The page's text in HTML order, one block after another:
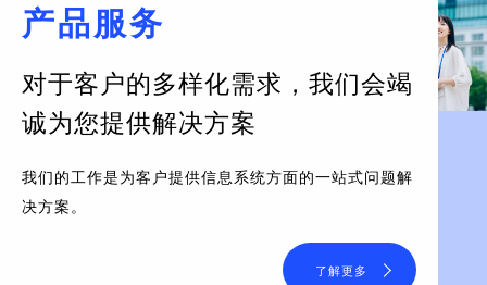
产品服务
对于客户的多样化需求， 我们会竭
诚为您提供解决方案
我们的工作是为客户提供信息系统方面的一站式问题解
决方案。
了解更多